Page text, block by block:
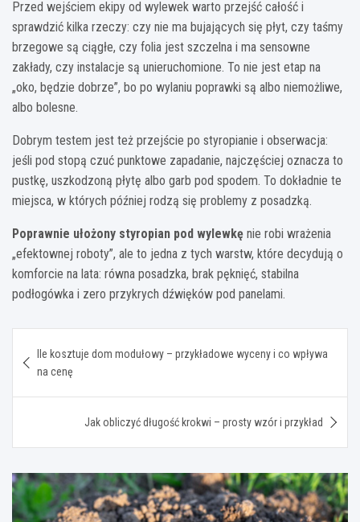
Przed wejściem ekipy od wylewek warto przejść całość i
sprawdzić kilka rzeczy: czy nie ma bujających się płyt, czy taśmy
brzegowe są ciągłe, czy folia jest szczelna i ma sensowne
zakłady, czy instalacje są unieruchomione. To nie jest etap na
„oko, będzie dobrze”, bo po wylaniu poprawki są albo niemożliwe,
albo bolesne.
Dobrym testem jest też przejście po styropianie i obserwacja:
jeśli pod stopą czuć punktowe zapadanie, najczęściej oznacza to
pustkę, uszkodzoną płytę albo garb pod spodem. To dokładnie te
miejsca, w których później rodzą się problemy z posadzką.
Poprawnie ułożony styropian pod wylewkę nie robi wrażenia
„efektownej roboty”, ale to jedna z tych warstw, które decydują o
komforcie na lata: równa posadzka, brak pęknięć, stabilna
podłogówka i zero przykrych dźwięków pod panelami.
wpisu
Ile kosztuje dom modułowy – przykładowe wyceny i co wpływa
na cenę
Jak obliczyć długość krokwi – prosty wzór i przykład